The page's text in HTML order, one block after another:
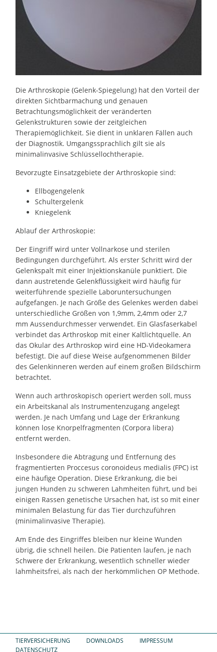
Die Arthroskopie (Gelenk-Spiegelung) hat den Vorteil der
direkten Sichtbarmachung und genauen
Betrachtungsmöglichkeit der veränderten
Gelenkstrukturen sowie der zeitgleichen
Therapiemöglichkeit. Sie dient in unklaren Fällen auch
der Diagnostik. Umgangssprachlich gilt sie als
minimalinvasive Schlüssellochtherapie.
Bevorzugte Einsatzgebiete der Arthroskopie sind:
Ellbogengelenk
Schultergelenk
Kniegelenk
Ablauf der Arthroskopie:
Der Eingriff wird unter Vollnarkose und sterilen
Bedingungen durchgeführt. Als erster Schritt wird der
Gelenkspalt mit einer Injektionskanüle punktiert. Die
dann austretende Gelenkflüssigkeit wird häufig für
weiterführende spezielle Laboruntersuchungen
aufgefangen. Je nach Größe des Gelenkes werden dabei
unterschiedliche Größen von 1,9mm, 2,4mm oder 2,7
mm Aussendurchmesser verwendet. Ein Glasfaserkabel
verbindet das Arthroskop mit einer Kaltlichtquelle. An
das Okular des Arthroskop wird eine HD-Videokamera
befestigt. Die auf diese Weise aufgenommenen Bilder
des Gelenkinneren werden auf einem großen Bildschirm
betrachtet.
Wenn auch arthroskopisch operiert werden soll, muss
ein Arbeitskanal als Instrumentenzugang angelegt
werden. Je nach Umfang und Lage der Erkrankung
können lose Knorpelfragmenten (Corpora libera)
entfernt werden.
Insbesondere die Abtragung und Entfernung des
fragmentierten Proccesus coronoideus medialis (FPC) ist
eine häufige Operation. Diese Erkrankung, die bei
jungen Hunden zu schweren Lahmheiten führt, und bei
einigen Rassen genetische Ursachen hat, ist so mit einer
minimalen Belastung für das Tier durchzuführen
(minimalinvasive Therapie).
Am Ende des Eingriffes bleiben nur kleine Wunden
übrig, die schnell heilen. Die Patienten laufen, je nach
Schwere der Erkrankung, wesentlich schneller wieder
lahmheitsfrei, als nach der herkömmlichen OP Methode.
TIERVERSICHERUNG DOWNLOADS
IMPRESSUM
DATENSCHUTZ